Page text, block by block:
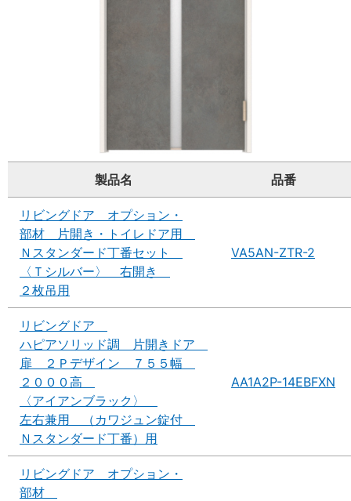
製品名 品番
リビングドア オプション・
部材 片開き・トイレドア用
Ｎスタンダード丁番セット
〈Ｔシルバー〉 右開き
２枚吊用
VA5AN-ZTR-2
リビングドア
ハピアソリッド調 片開きドア
扉 ２Ｐデザイン ７５５幅
２０００高
〈アイアンブラック〉
左右兼用 （カワジュン錠付
Ｎスタンダード丁番）用
AA1A2P-14EBFXN
リビングドア オプション・
部材